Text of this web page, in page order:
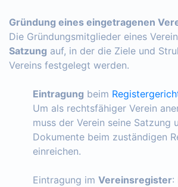
Gründung eines eingetragenen
Die Gründungsmitglieder eines
Satzung auf, in der die Ziele und
Vereins festgelegt werden.
Eintragung beim
Um als rechtsfähiger Verein
muss der Verein seine Satzung
Dokumente beim zuständigen
einreichen.
Eintragung im Vereinsregister: